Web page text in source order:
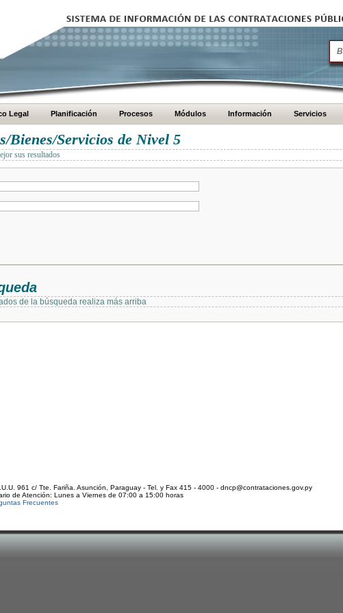
Legal Planificación Procesos Módulos Información Servicios
Bienes/Servicios de Nivel 5
sus resultados
de la búsqueda realiza más arriba
961 c/ Tte. Fariña. Asunción, Paraguay - Tel. y Fax 415 - 4000 - dncp@contrataciones.gov.py
de Atención: Lunes a Viernes de 07:00 a 15:00 horas
Frecuentes